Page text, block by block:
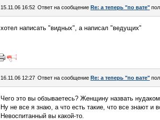
15.11.06 16:52 Ответ на сообщение Re: а теперь "по вате"
хотел написать "видных", а написал "ведущих"
16.11.06 12:27 Ответ на сообщение Re: а теперь "по вате"
Чего это вы обзываетесь? Женщину назвать
Ну не все я знаю, а что есть такие, что все знают и
Невоспитанный вы какой-то.